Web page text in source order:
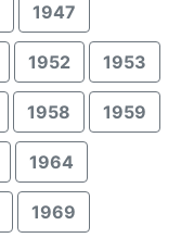
1947
1952 1953
1958 1959
1964
1969